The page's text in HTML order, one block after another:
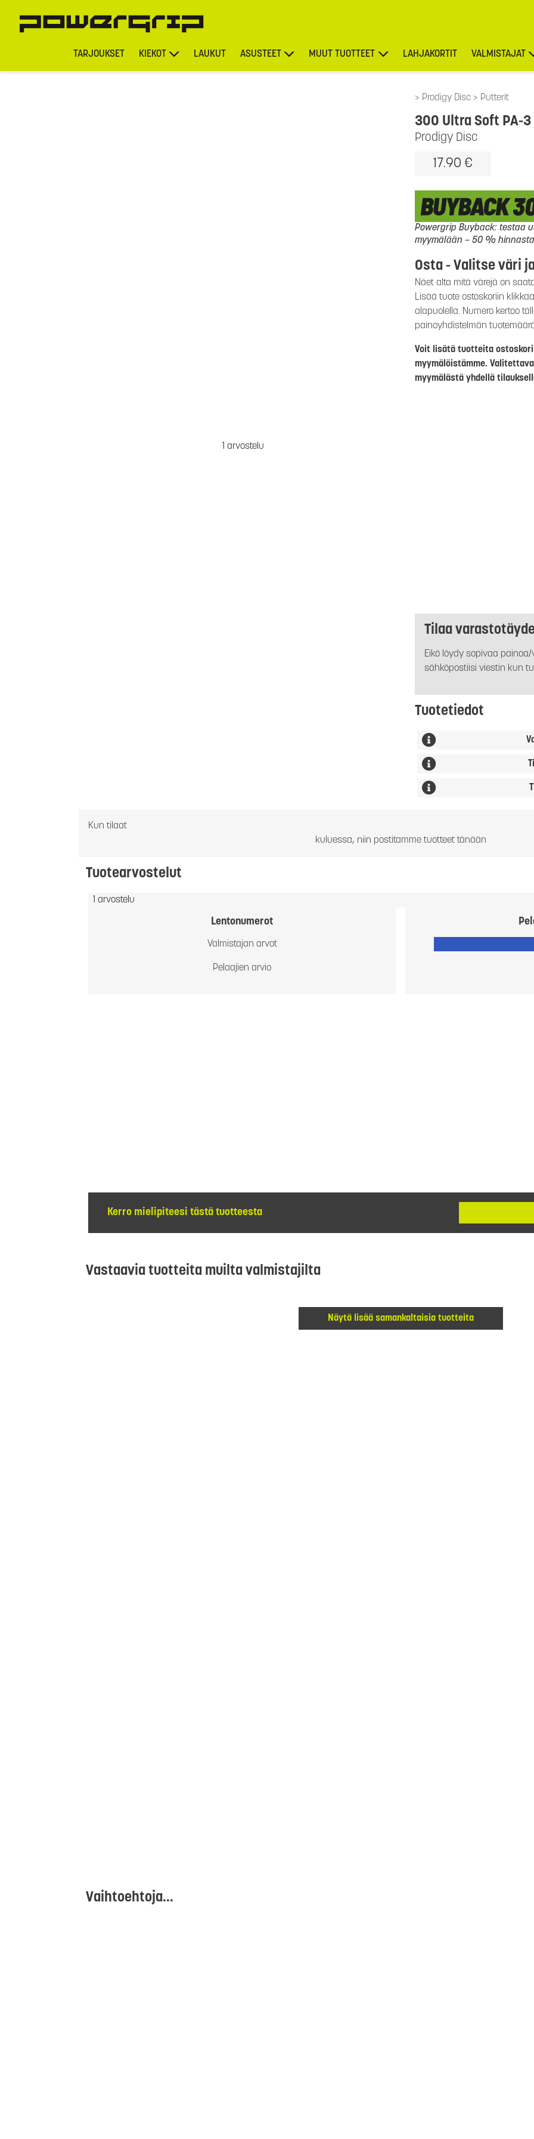
TARJOUKSET KIEKOT LAUKUT ASUSTEET MUUT TUOTTEET LAHJAKORTIT VALMISTAJAT
Prodigy Disc Putterit
1 arvostelu
Prodigy Disc
300 Ultra Soft PA-3
17.90 €
Powergrip Buyback: testaa
myymälään – 50 %
Osta - Valitse väri
Näet alta mitä värejä on
Lisää tuote ostoskoriin
alapuolella. Numero kertoo
painoyhdistelmän
Voit lisätä tuotteita
myymälöistämme.
myymälästä yhdellä
Tilaa
Eikö löydy sopivaa
sähköpostiisi viestin kun
Tuotetiedot
Kun tilaat
kuluessa, niin postitamme tuotteet tänään
Tuotearvostelut
1 arvostelu
Lentonumerot
Valmistajan arvot
Pelaajien arvio
Kerro mielipiteesi tästä tuotteesta
Vastaavia tuotteita muilta valmistajilta
Näytä lisää samankaltaisia tuotteita
Vaihtoehtoja...